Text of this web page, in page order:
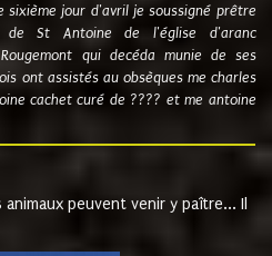
jour d'avril je soussigné prêtre
St Antoine de l'église d'aranc
qui decéda munie de ses
ont assistés au obsèques me charles
cachet curé de ???? et me antoine
peuvent venir y paître... Il